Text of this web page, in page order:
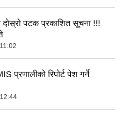
दोस्रो पटक प्रकाशित सूचना !!!
प्रणालीको रिपोर्ट पेश गर्ने